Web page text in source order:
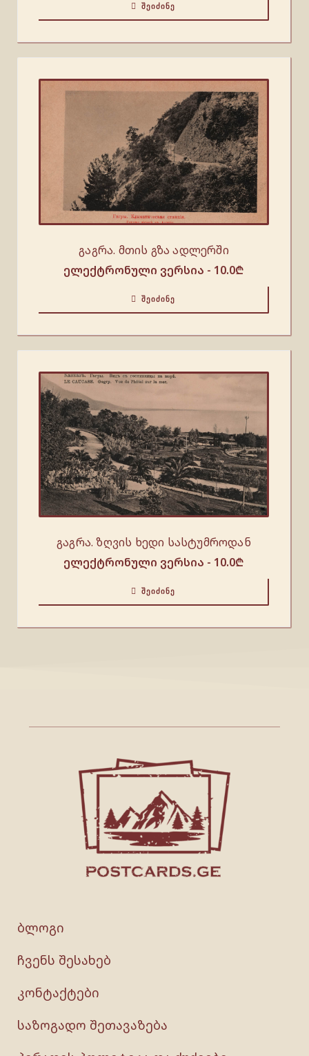
ᲨᲔᲘᲫᲘᲜᲔ
გაგრა. მთის გზა ადლერში
ელექტრონული ვერსია - 10.0₾
ᲨᲔᲘᲫᲘᲜᲔ
გაგრა. ზღვის ხედი სასტუმროდან
ელექტრონული ვერსია - 10.0₾
ᲨᲔᲘᲫᲘᲜᲔ
ბლოგი
ჩვენს შესახებ
კონტაქტები
საზოგადო შეთავაზება